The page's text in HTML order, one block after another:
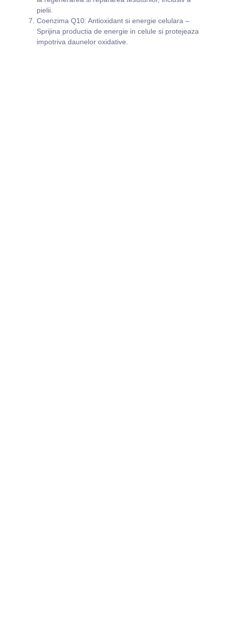
pielii.
Coenzima Q10: Antioxidant si energie celulara –
Sprijina productia de energie in celule si protejeaza
impotriva daunelor oxidative.